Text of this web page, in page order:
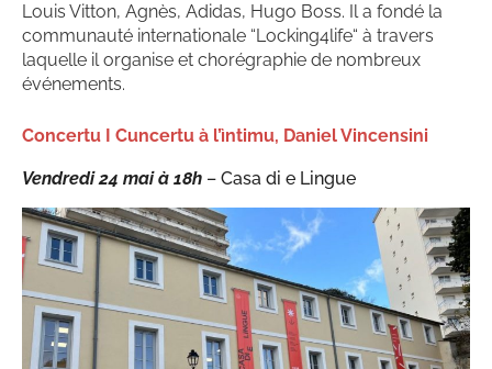
Louis Vitton, Agnès, Adidas, Hugo Boss. Il a fondé la
communauté internationale “Locking4life“ à travers
laquelle il organise et chorégraphie de nombreux
événements.
Concertu I Cuncertu à l’ìntimu, Daniel Vincensini
Vendredi 24 mai à 18h – Casa di e Lingue